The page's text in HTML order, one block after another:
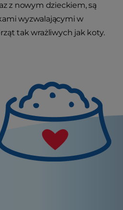
z nowym dzieckiem, są
wyzwalającymi w
tak wrażliwych jak koty.